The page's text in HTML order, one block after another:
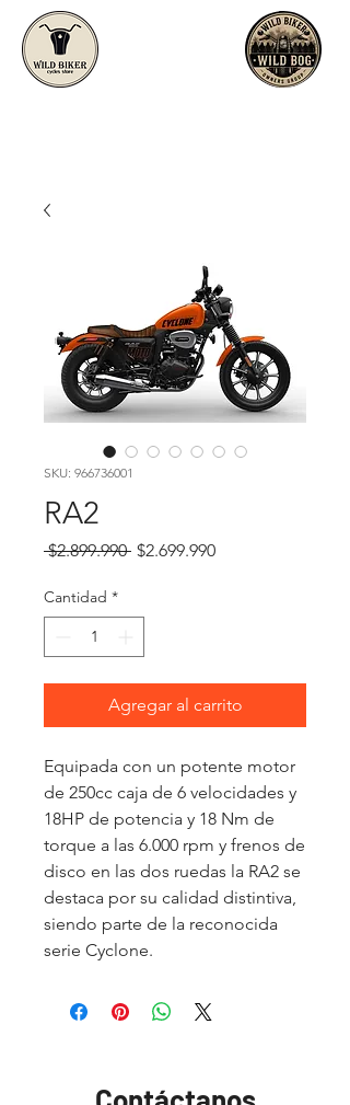
SKU: 966736001
RA2
$2.899.990 Precio
$2.699.990Precio
Cantidad *
Agregar al carrito
Equipada con un potente motor
de 250cc caja de 6 velocidades y
18HP de potencia y 18 Nm de
torque a las 6.000 rpm y frenos de
disco en las dos ruedas la RA2 se
destaca por su calidad distintiva,
siendo parte de la reconocida
serie Cyclone.